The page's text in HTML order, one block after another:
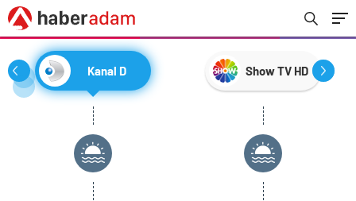
Kanal D Show TV HD